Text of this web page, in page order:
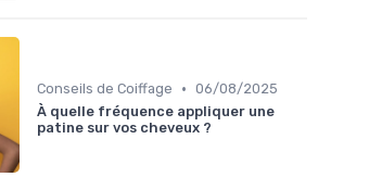
Conseils de Coiffage • 06/08/2025
À quelle fréquence appliquer une
patine sur vos cheveux ?